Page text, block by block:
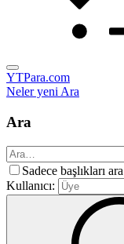
YTPara.com
Neler yeniAra
Ara
Sadece başlıkları ara
Kullanıcı: